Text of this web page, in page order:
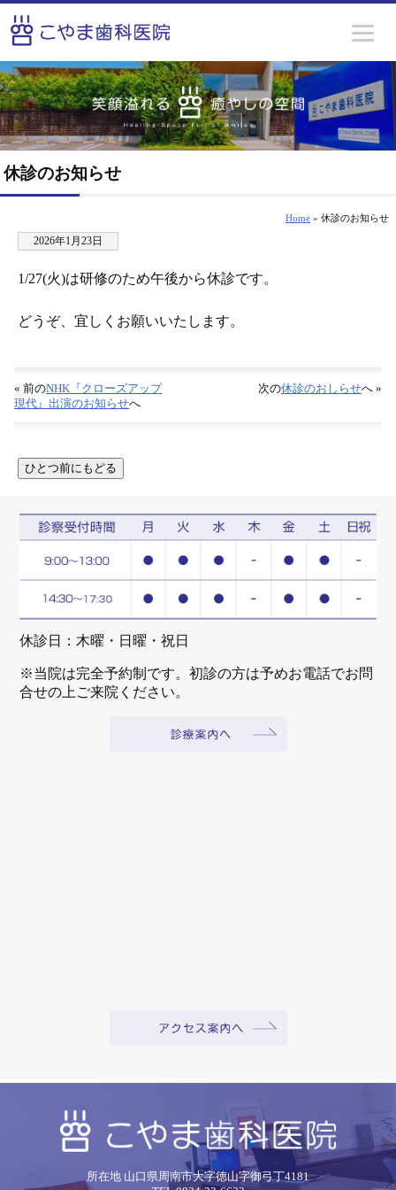
休診のお知らせ
Home » 休診のお知らせ
2026年1月23日
1/27(火)は研修のため午後から休診です。
どうぞ、宜しくお願いいたします。
« 前のNHK『クローズアップ
現代』出演のお知らせへ
次の休診のおしらせへ »
休診日：木曜・日曜・祝日
※当院は完全予約制です。初診の方は予めお電話でお問
合せの上ご来院ください。
所在地 山口県周南市大字徳山字御弓丁4181